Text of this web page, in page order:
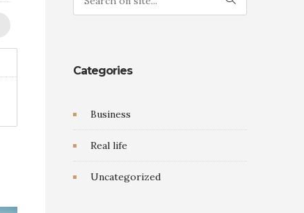
Categories
Business
Real life
Uncategorized